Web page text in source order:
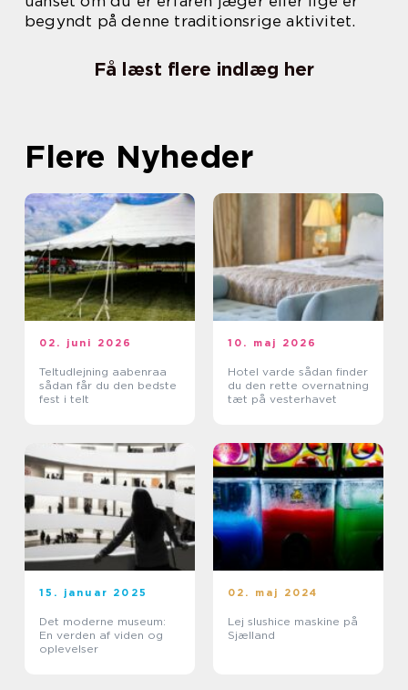
begyndt på denne traditionsrige aktivitet.
Få læst flere indlæg her
Flere Nyheder
02. juni 2026
Teltudlejning aabenraa
sådan får du den bedste
fest i telt
10. maj 2026
Hotel varde sådan finder
du den rette overnatning
tæt på vesterhavet
15. januar 2025
Det moderne museum:
En verden af viden og
oplevelser
02. maj 2024
Lej slushice maskine på
Sjælland